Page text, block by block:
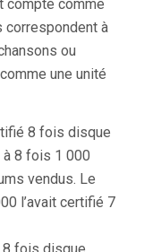
compté comme
correspondent à
ou
une unité
8 fois disque
8 fois 1 000
vendus. Le
l’avait certifié 7